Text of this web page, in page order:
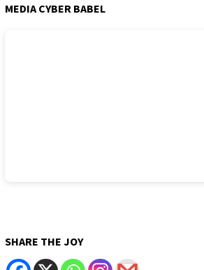
MEDIA CYBER BABEL
SHARE THE JOY